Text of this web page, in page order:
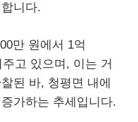
니다.
만 원에서 1억
고 있으며, 이는 거
된 바, 청평면 내에
가하는 추세입니다.